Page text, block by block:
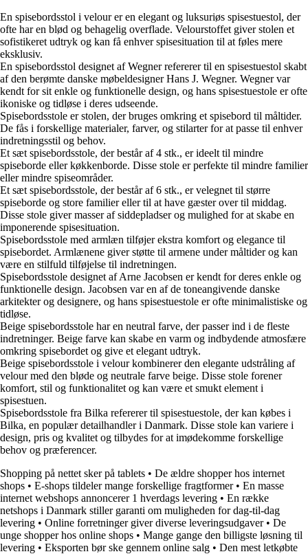
En spisebordsstol i velour er en elegant og luksuriøs spisestuestol, der
ofte har en blød og behagelig overflade. Velourstoffet giver stolen et
sofistikeret udtryk og kan få enhver spisesituation til at føles mere
eksklusiv.
En spisebordsstol designet af Wegner refererer til en spisestuestol skabt
af den berømte danske møbeldesigner Hans J. Wegner. Wegner var
kendt for sit enkle og funktionelle design, og hans spisestuestole er ofte
ikoniske og tidløse i deres udseende.
Spisebordsstole er stolen, der bruges omkring et spisebord til måltider.
De fås i forskellige materialer, farver, og stilarter for at passe til enhver
indretningsstil og behov.
Et sæt spisebordsstole, der består af 4 stk., er ideelt til mindre
spiseborde eller køkkenborde. Disse stole er perfekte til mindre familier
eller mindre spiseområder.
Et sæt spisebordsstole, der består af 6 stk., er velegnet til større
spiseborde og store familier eller til at have gæster over til middag.
Disse stole giver masser af siddepladser og mulighed for at skabe en
imponerende spisesituation.
Spisebordsstole med armlæn tilføjer ekstra komfort og elegance til
spisebordet. Armlænene giver støtte til armene under måltider og kan
være en stilfuld tilføjelse til indretningen.
Spisebordsstole designet af Arne Jacobsen er kendt for deres enkle og
funktionelle design. Jacobsen var en af de toneangivende danske
arkitekter og designere, og hans spisestuestole er ofte minimalistiske og
tidløse.
Beige spisebordsstole har en neutral farve, der passer ind i de fleste
indretninger. Beige farve kan skabe en varm og indbydende atmosfære
omkring spisebordet og give et elegant udtryk.
Beige spisebordsstole i velour kombinerer den elegante udstråling af
velour med den bløde og neutrale farve beige. Disse stole forener
komfort, stil og funktionalitet og kan være et smukt element i
spisestuen.
Spisebordsstole fra Bilka refererer til spisestuestole, der kan købes i
Bilka, en populær detailhandler i Danmark. Disse stole kan variere i
design, pris og kvalitet og tilbydes for at imødekomme forskellige
behov og præferencer.
Shopping på nettet sker på tablets • De ældre shopper hos internet
shops • E-shops tildeler mange forskellige fragtformer• En masse
internet webshops annoncerer 1 hverdags levering • En række
netshops i Danmark stiller garanti om muligheden for dag-til-dag
levering • Online forretninger giver diverse leveringsudgaver• De
unge shopper hos online shops • Mange gange den billigste løsning til
levering • Eksporten bør ske gennem online salg • Den mest letkøbte